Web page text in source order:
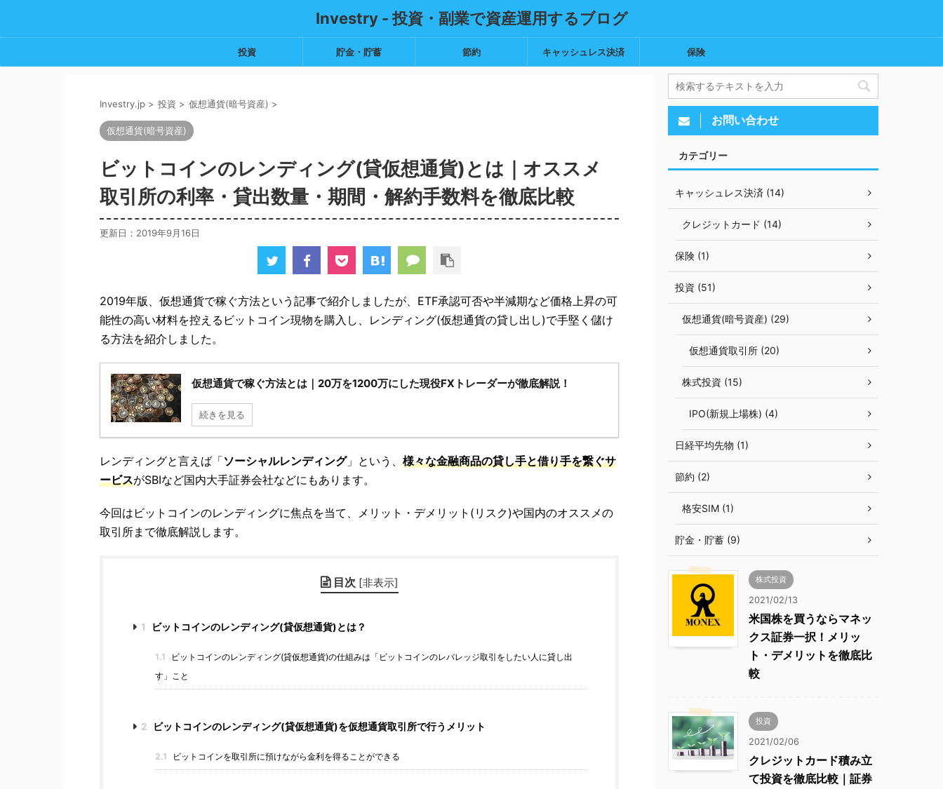
Investry - 投資・副業で資産運用するブログ
投資 貯金・貯蓄 節約 キャッシュレス決済 保険
Investry.jp > 投資 > 仮想通貨(暗号資産) >
仮想通貨(暗号資産)
ビットコインのレンディング(貸仮想通貨)とは｜オススメ
取引所の利率・貸出数量・期間・解約手数料を徹底比較
更新日： 2019年9月16日
2019年版、仮想通貨で稼ぐ方法という記事で紹介しましたが、ETF承認可否や半減期など価格上昇の可
能性の高い材料を控えるビットコイン現物を購入し、レンディング(仮想通貨の貸し出し)で手堅く儲け
る方法を紹介しました。
仮想通貨で稼ぐ方法とは｜20万を1200万にした現役FXトレーダーが徹底解説！
続きを見る
レンディングと言えば「ソーシャルレンディング」という、 様々な金融商品の貸し手と借り手を繋ぐサ
ービスがSBIなど国内大手証券会社などにもあります。
今回はビットコインのレンディングに焦点を当て、メリット・デメリット(リスク)や国内のオススメの
取引所まで徹底解説します。
目次 [非表示]
1 ビットコインのレンディング(貸仮想通貨)とは？
1.1
ビットコインのレンディング(貸仮想通貨)の仕組みは「ビットコインのレバレッジ取引をしたい人に貸し出
す」こと
2 ビットコインのレンディング(貸仮想通貨)を仮想通貨取引所で行うメリット
2.1 ビットコインを取引所に預けながら金利を得ることができる
お問い合わせ
カテゴリー
キャッシュレス決済 (14)
クレジットカード (14)
保険 (1)
投資 (51)
仮想通貨(暗号資産) (29)
仮想通貨取引所 (20)
株式投資 (15)
IPO(新規上場株) (4)
日経平均先物 (1)
節約 (2)
格安SIM (1)
貯金・貯蓄 (9)
株式投資
2021/02/13
米国株を買うならマネッ
クス証券一択！メリッ
ト・デメリットを徹底比
較
投資
2021/02/06
クレジットカード積み立
て投資を徹底比較｜証券